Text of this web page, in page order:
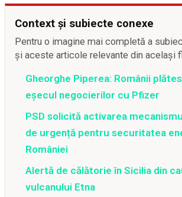
Context și subiecte conexe
Pentru o imagine mai completă a
și aceste articole relevante din același
Gheorghe Piperea: Românii
eșecul negocierilor cu Pfizer
PSD solicită activarea
de urgență pentru securitatea
României
Alertă de călătorie în Sicilia din
vulcanului Etna